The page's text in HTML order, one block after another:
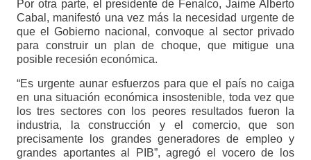
Por otra parte, el presidente de Fenalco, Jaime Alberto
Cabal, manifestó una vez más la necesidad urgente de
que el Gobierno nacional, convoque al sector privado
para construir un plan de choque, que mitigue una
posible recesión económica.
“Es urgente aunar esfuerzos para que el país no caiga
en una situación económica insostenible, toda vez que
los tres sectores con los peores resultados fueron la
industria, la construcción y el comercio, que son
precisamente los grandes generadores de empleo y
grandes aportantes al PIB”, agregó el vocero de los